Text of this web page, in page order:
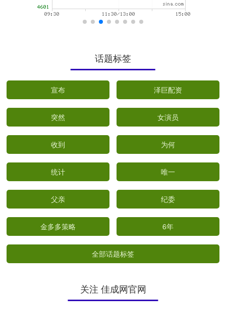
话题标签
宣布 泽巨配资
突然 女演员
收到 为何
统计 唯一
父亲 纪委
金多多策略 6年
全部话题标签
关注 佳成网官网